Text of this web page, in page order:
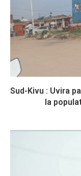
Sud-Kivu : Uvira
la